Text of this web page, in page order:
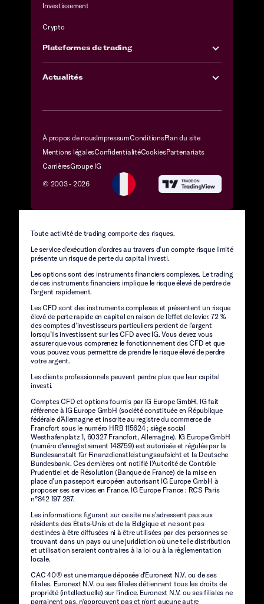
Investissement
Crypto
Plateformes de trading
Actualités
À propos de nousImpressumConditionsPlan du site
Mentions légalesConfidentialitéCookiesPartenariats
CarrièresGroupe IG
© 2003 - 2026
Toute activité de trading comporte des risques.
Le service d'exécution d'ordres au travers d’un compte risque limité
présente un risque de perte du capital investi.
Les options sont des instruments financiers complexes. Le trading
de ces instruments financiers implique le risque élevé de perdre de
l'argent rapidement.
Les CFD sont des instruments complexes et présentent un risque
élevé de perte rapide en capital en raison de l’effet de levier. 72 %
des comptes d’investisseurs particuliers perdent de l’argent
lorsqu’ils investissent sur les CFD avec IG. Vous devez vous
assurer que vous comprenez le fonctionnement des CFD et que
vous pouvez vous permettre de prendre le risque élevé de perdre
votre argent.
Les clients professionnels peuvent perdre plus que leur capital
investi.
Comptes CFD et options fournis par IG Europe GmbH. IG fait
référence à IG Europe GmbH (société constituée en République
fédérale d'Allemagne et inscrite au registre du commerce de
Francfort sous le numéro HRB 115624 ; siège social
Westhafenplatz 1, 60327 Francfort, Allemagne). IG Europe GmbH
(numéro d'enregistrement 148759) est autorisée et régulée par la
Bundesanstalt für Finanzdienstleistungsaufsicht et la Deutsche
Bundesbank. Ces dernières ont notifié l’Autorité de Contrôle
Prudentiel et de Résolution (Banque de France) de la mise en
place d’un passeport européen autorisant IG Europe GmbH à
proposer ses services en France. IG Europe France : RCS Paris
n°842 197 287.
Les informations figurant sur ce site ne s'adressent pas aux
résidents des États-Unis et de la Belgique et ne sont pas
destinées à être diffusées ni à être utilisées par des personnes se
trouvant dans un pays ou une juridiction où une telle distribution
et utilisation seraient contraires à la loi ou à la règlementation
locale.
CAC 40® est une marque déposée d'Euronext N.V. ou de ses
filiales. Euronext N.V. ou ses filiales détiennent tous les droits de
propriété (intellectuelle) sur l'indice. Euronext N.V. ou ses filiales ne
parrainent pas, n'approuvent pas et n'ont aucune autre